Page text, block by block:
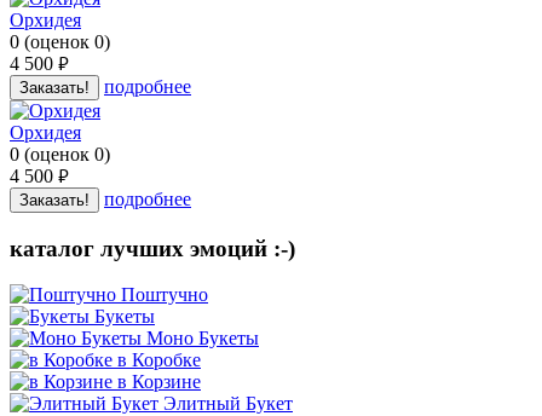
Орхидея
0 (оценок 0)
4 500 руб.
Заказать! подробнее
Орхидея
0 (оценок 0)
4 500 руб.
Заказать! подробнее
каталог лучших эмоций :-)
Поштучно
Букеты
Моно Букеты
в Коробке
в Корзине
Элитный Букет